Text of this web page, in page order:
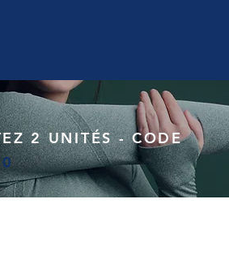
2 UNITÉS - CODE